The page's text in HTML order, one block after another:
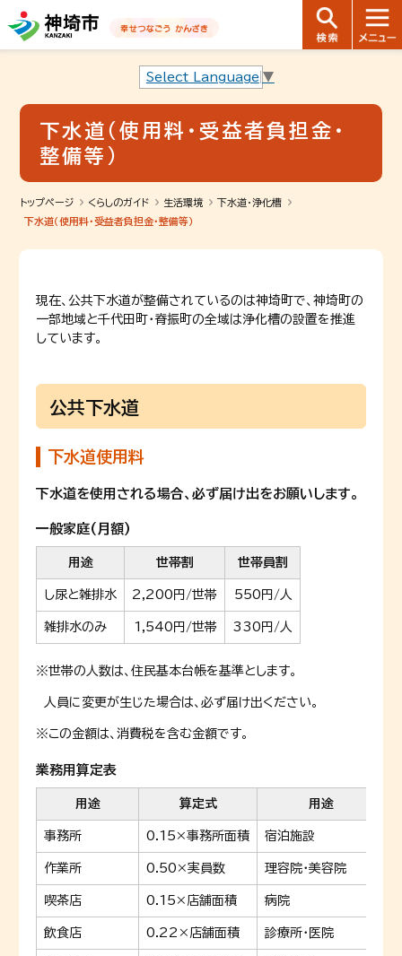
音声読み上げ用ナビゲーションです。
本文へ移動します
ページ最後（フッター）へ移動します
音声読み上げ用ナビゲーションはここまでです。
Select Language ▼
下水道（使用料・受益者負担金・
整備等）
トップページ くらしのガイド 生活環境
下水道・浄化槽
下水道（使用料・受益者負担金・整備等）
現在、公共下水道が整備されているのは神埼町で、神埼町の
一部地域と千代田町・脊振町の全域は浄化槽の設置を推進
しています。
公共下水道
下水道使用料
下水道を使用される場合、必ず届け出をお願いします。
一般家庭(月額)
用途 世帯割 世帯員割
し尿と雑排水 2,200円/世帯 550円/人
雑排水のみ 1,540円/世帯 330円/人
※世帯の人数は、住民基本台帳を基準とします。
人員に変更が生じた場合は、必ず届け出ください。
※この金額は、消費税を含む金額です。
業務用算定表
用途 算定式 用途
事務所 0.15×事務所面積 宿泊施設
作業所 0.50×実員数 理容院・美容院
喫茶店 0.15×店舗面積 病院
飲食店 0.22×店舗面積 診療所・医院